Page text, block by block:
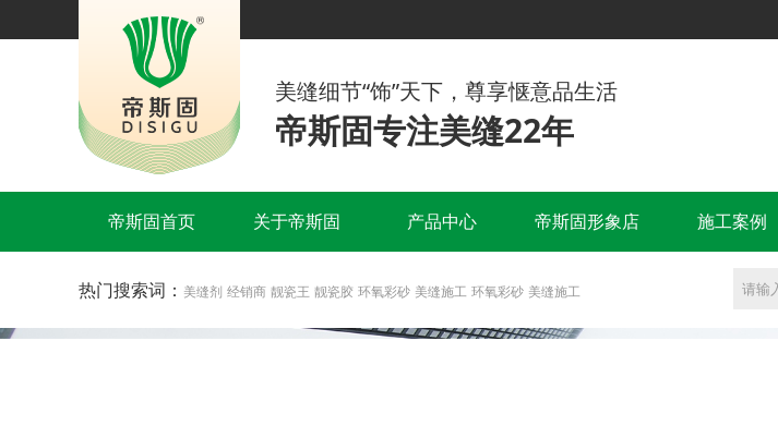
美缝细节“饰”天下，尊享惬意品生活
帝斯固专注美缝22年
帝斯固首页 关于帝斯固 产品中心 帝斯固形象店 施工案例
热门搜索词： 美缝剂 经销商 靓瓷王 靓瓷胶 环氧彩砂 美缝施工 环氧彩砂 美缝施工